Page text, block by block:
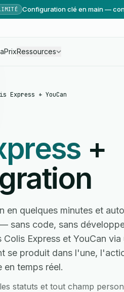
Configuration clé en main —
PrixRessources
Express + YouCan
+
en quelques minutes et
sans code, sans
Express et YouCan via
se produit dans l'une,
temps réel.
statuts et tout champ